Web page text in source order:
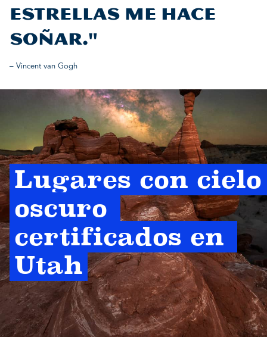
estrellas me hace
soñar."
– Vincent van Gogh
Lugares con cielo
oscuro
certificados en
Utah